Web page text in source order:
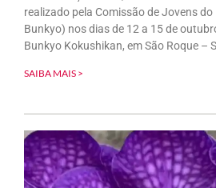
realizado pela Comissão de Jovens do
Bunkyo) nos dias de 12 a 15 de
Bunkyo Kokushikan, em São Roque –
SAIBA MAIS >